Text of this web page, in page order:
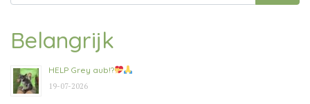
Belangrijk
HELP Grey aub!?
19-07-2026